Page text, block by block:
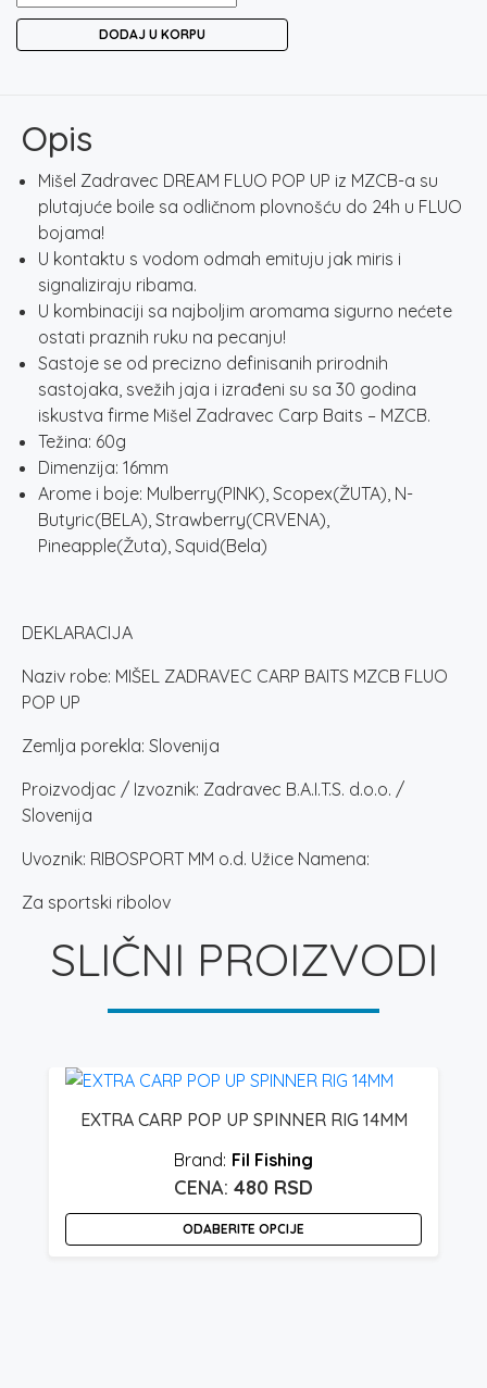
ZADRAVEC
POP
16MM
količina
DODAJ U KORPU
Opis
Mišel Zadravec DREAM FLUO POP UP iz MZCB-a su
plutajuće boile sa odličnom plovnošću do 24h u FLUO
bojama!
U kontaktu s vodom odmah emituju jak miris i
signaliziraju ribama.
U kombinaciji sa najboljim aromama sigurno nećete
ostati praznih ruku na pecanju!
Sastoje se od precizno definisanih prirodnih
sastojaka, svežih jaja i izrađeni su sa 30 godina
iskustva firme Mišel Zadravec Carp Baits – MZCB.
Težina: 60g
Dimenzija: 16mm
Arome i boje: Mulberry(PINK), Scopex(ŽUTA), N-
Butyric(BELA), Strawberry(CRVENA),
Pineapple(Žuta), Squid(Bela)
DEKLARACIJA
Naziv robe: MIŠEL ZADRAVEC CARP BAITS MZCB FLUO
POP UP
Zemlja porekla: Slovenija
Proizvodjac / Izvoznik: Zadravec B.A.I.T.S. d.o.o. /
Slovenija
Uvoznik: RIBOSPORT MM o.d. Užice Namena:
Za sportski ribolov
SLIČNI PROIZVODI
EXTRA CARP POP UP SPINNER RIG 14MM
Fil Fishing
480 RSD
ODABERITE OPCIJE